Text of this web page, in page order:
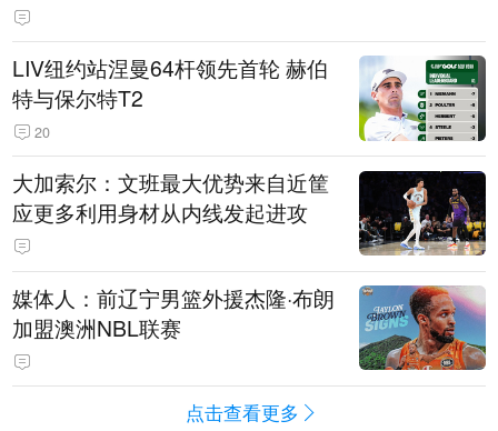
LIV纽约站涅曼64杆领先首轮 赫伯
特与保尔特T2
20
大加索尔：文班最大优势来自近筐
应更多利用身材从内线发起进攻
媒体人：前辽宁男篮外援杰隆·布朗
加盟澳洲NBL联赛
点击查看更多